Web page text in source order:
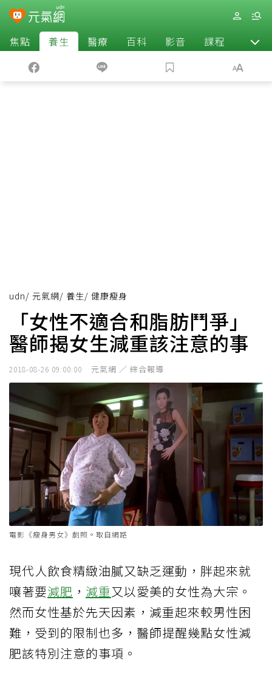
焦點 養生 醫療 百科 影音 課程 退休
udn/ 元氣網/ 養生/ 健康瘦身
「女性不適合和脂肪鬥爭」
醫師揭女生減重該注意的事
2018-08-26 09:00:00 元氣網 ／ 綜合報導
電影《瘦身男女》劇照。取自網路
現代人飲食精緻油膩又缺乏運動，胖起來就
嚷著要減肥 ， 減重又以愛美的女性為大宗。
然而女性基於先天因素，減重起來較男性困
難，受到的限制也多，醫師提醒幾點女性減
肥該特別注意的事項。